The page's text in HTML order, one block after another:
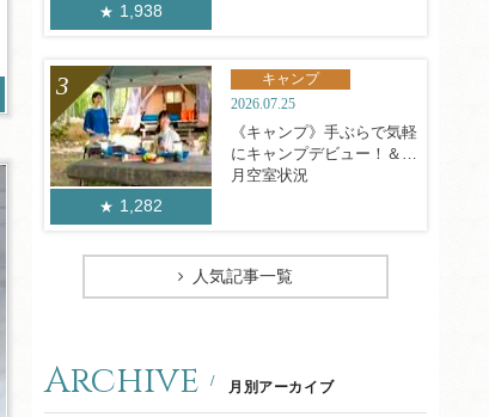
1,938
1,282
キャンプ
2026.07.25
《キャンプ》手ぶらで気軽
にキャンプデビュー！＆8
月空室状況
人気記事一覧
Archive 月別アーカイブ